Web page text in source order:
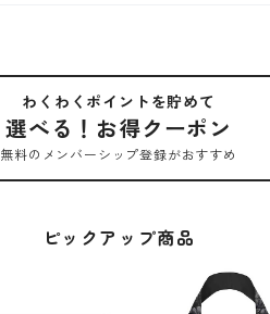
わくわくポイントを貯めて
選べる！お得クーポン
無料のメンバーシップ登録がおすすめ
ピックアップ商品